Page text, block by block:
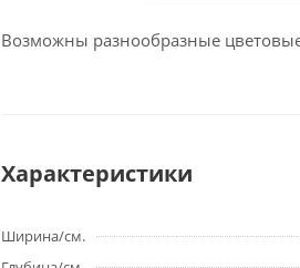
Возможны разнообразные
Характеристики
Ширина/см.